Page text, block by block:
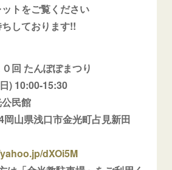
トをご覧ください
しております!!
回 たんぽぽまつり
) 10:00-15:30
民館
県浅口市金光町占見新田
dXOi5M